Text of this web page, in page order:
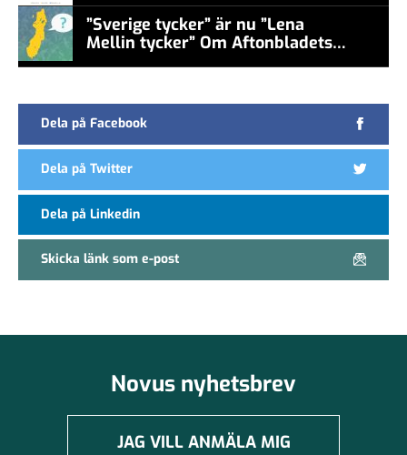
”Sverige tycker” är nu ”Lena
Mellin tycker” Om Aftonbladets
undersökningar
Dela på Facebook
Dela på Twitter
Dela på Linkedin
Skicka länk som e-post
Novus nyhetsbrev
JAG VILL ANMÄLA MIG